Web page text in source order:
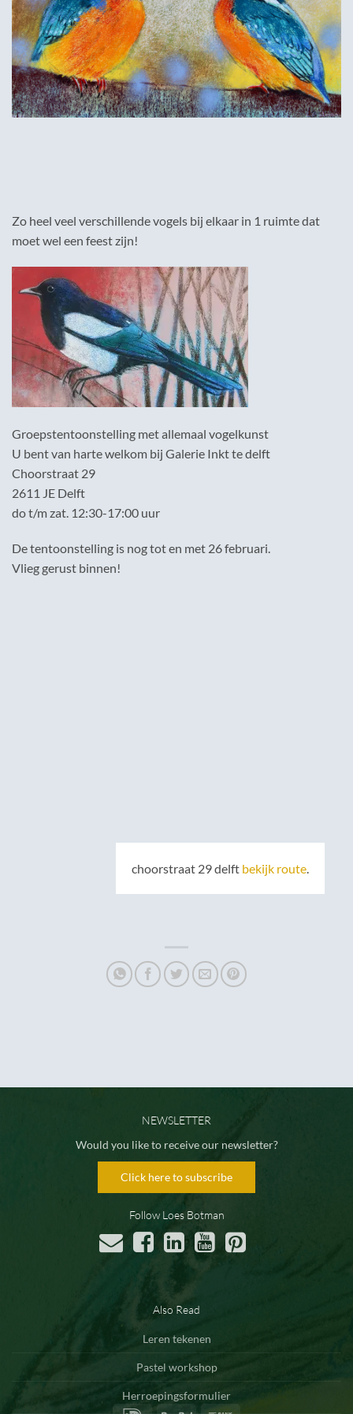
Zo heel veel verschillende vogels bij elkaar in 1 ruimte dat
moet wel een feest zijn!
Groepstentoonstelling met allemaal vogelkunst
U bent van harte welkom bij Galerie Inkt te delft
Choorstraat 29
2611 JE Delft
do t/m zat. 12:30-17:00 uur
De tentoonstelling is nog tot en met 26 februari.
Vlieg gerust binnen!
choorstraat 29 delft bekijk route.
NEWSLETTER
Would you like to receive our newsletter?
Click here to subscribe
Follow Loes Botman
Also Read
Leren tekenen
Pastel workshop
Herroepingsformulier